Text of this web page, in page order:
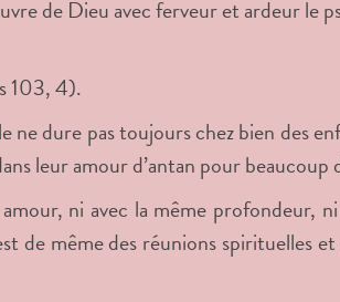
de Dieu avec ferveur et ardeur le
103, 4).
dure pas toujours chez bien des
leur amour d’antan pour beaucoup
ni avec la même profondeur,
de même des réunions spirituelles